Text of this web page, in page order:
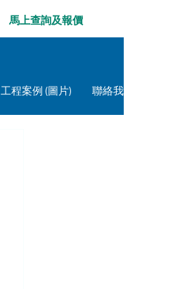
​馬上查詢及報價
工程案例 (圖片) 聯絡我們